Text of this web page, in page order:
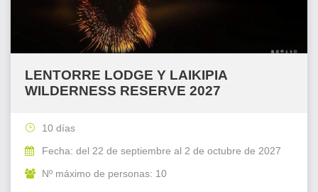
LENTORRE LODGE Y LAIKIPIA
WILDERNESS RESERVE 2027
10 días
Fecha: del 22 de septiembre al 2 de octubre de 2027
Nº máximo de personas: 10